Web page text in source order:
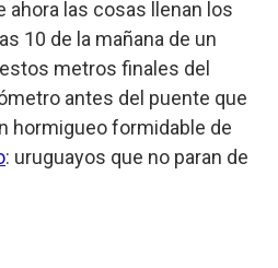
ahora las cosas llenan los
10 de la mañana de un
metros finales del
antes del puente que
hormigueo formidable de
: uruguayos que no paran de